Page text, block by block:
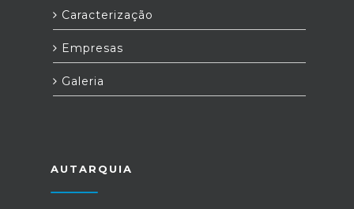
Caracterização
Empresas
Galeria
AUTARQUIA